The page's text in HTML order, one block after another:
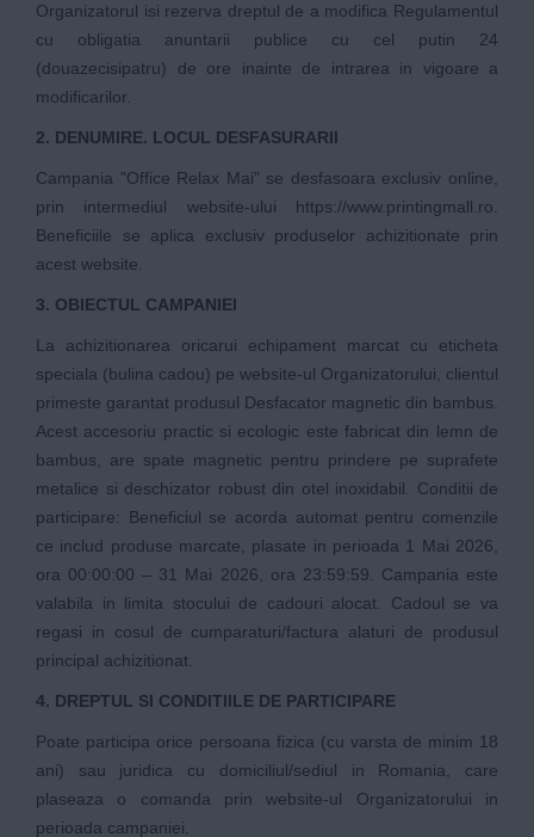
Organizatorul isi rezerva dreptul de a modifica Regulamentul
cu obligatia anuntarii publice cu cel putin 24
(douazecisipatru) de ore inainte de intrarea in vigoare a
modificarilor.
2. DENUMIRE. LOCUL DESFASURARII
Campania "Office Relax Mai" se desfasoara exclusiv online,
prin intermediul website-ului https://www.printingmall.ro
Beneficiile se aplica exclusiv produselor achizitionate prin
acest website.
3. OBIECTUL CAMPANIEI
La achizitionarea oricarui echipament marcat cu eticheta
speciala (bulina cadou) pe website-ul Organizatorului, clientul
primeste garantat produsul Desfacator magnetic din bambus.
Acest accesoriu practic si ecologic este fabricat din lemn de
bambus, are spate magnetic pentru prindere pe suprafete
metalice si deschizator robust din otel inoxidabil. Conditii de
participare: Beneficiul se acorda automat pentru comenzile
ce includ produse marcate, plasate in perioada 1 Mai 2026,
ora 00:00:00 – 31 Mai 2026, ora 23:59:59. Campania este
valabila in limita stocului de cadouri alocat. Cadoul se va
regasi in cosul de cumparaturi/factura alaturi de produsul
principal achizitionat.
4. DREPTUL SI CONDITIILE DE PARTICIPARE
Poate participa orice persoana fizica (cu varsta de minim 18
ani) sau juridica cu domiciliul/sediul in Romania, care
plaseaza o comanda prin website-ul Organizatorului in
perioada campaniei.